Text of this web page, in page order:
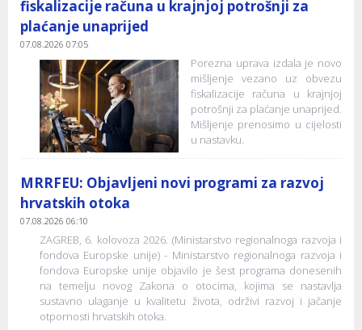
fiskalizacije računa u krajnjoj potrošnji za
plaćanje unaprijed
07.08.2026 07:05
Porezna uprava izdala je novo
mišljenje vezano uz obvezu
fiskalizacije računa u krajnjoj
potrošnji za plaćanje unaprijed.
Mišljenje prenosimo u cijelosti
u nastavku.
MRRFEU: Objavljeni novi programi za razvoj
hrvatskih otoka
07.08.2026 06:10
ZAGREB, 6. kolovoza 2026. (Ministarstvo regionalnoga razvoja i
fondova Europske unije) - Ministarstvo regionalnoga razvoja i
fondova Europske unije objavilo je šest programa donesenih
na temelju novog Zakona o otocima, kojima se nastavlja
sustavno ulaganje u kvalitetu života, održivi razvoj i jačanje
otpornosti hrvatskih otoka.